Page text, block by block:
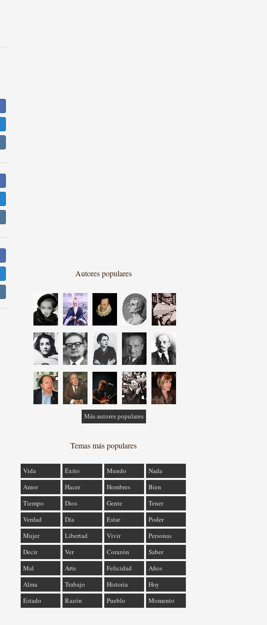
Autores populares
Más autores populares
Temas más populares
Vida Éxito Mundo
Nada
Amor
Hacer Hombres
Bien
Tiempo
Dios Gente
Tener
Verdad
Día Estar
Poder
Mujer
Libertad Vivir
Personas
Decir
Ver Corazón
Saber
Mal
Arte Felicidad
Años
Alma
Trabajo Historia
Hoy
Estado
Razón Pueblo Momento